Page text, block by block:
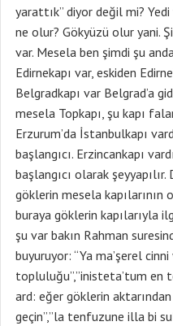
yarattık” diyor değil mi?
ne olur? Gökyüzü olur yani.
var. Mesela ben şimdi şu
Edirnekapı var, eskiden
Belgradkapı var Belgrad’a
mesela Topkapı, şu kapı
Erzurum’da İstanbulkapı
başlangıcı. Erzincankapı
başlangıcı olarak
göklerin mesela kapılarının
buraya göklerin kapılarıyla
şu var bakın Rahman
buyuruyor: “Ya ma’şerel
topluluğu”,”inisteta’tum
ard: eğer göklerin
geçin”,”la tenfuzune illa bi